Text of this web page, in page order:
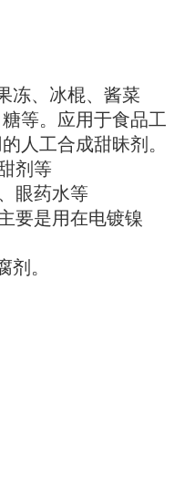
冻、冰棍、酱菜
等。应用于食品工
人工合成甜昧剂。
剂等
眼药水等
要是用在电镀镍
剂。